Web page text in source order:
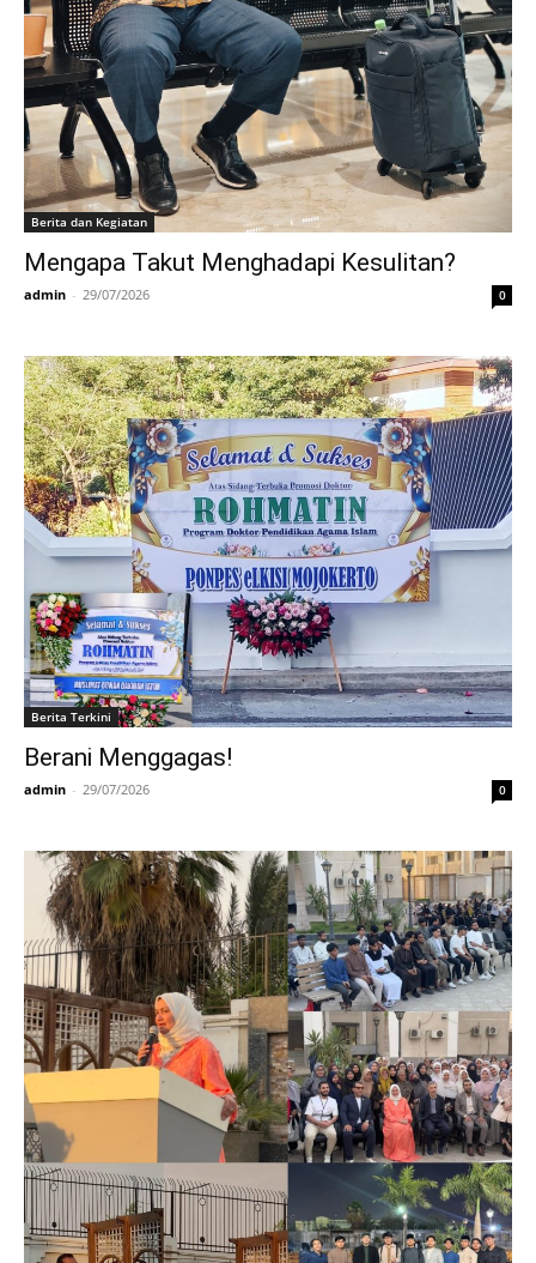
Berita dan Kegiatan
Mengapa Takut Menghadapi Kesulitan?
admin - 29/07/2026 0
Berita Terkini
Berani Menggagas!
admin - 29/07/2026 0